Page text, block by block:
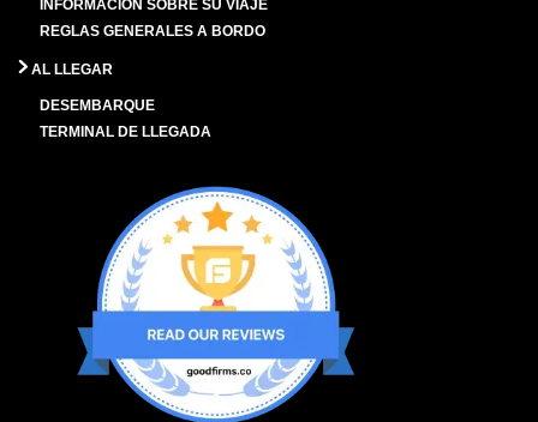
INFORMACIÓN SOBRE SU VIAJE
REGLAS GENERALES A BORDO
AL LLEGAR
DESEMBARQUE
TERMINAL DE LLEGADA